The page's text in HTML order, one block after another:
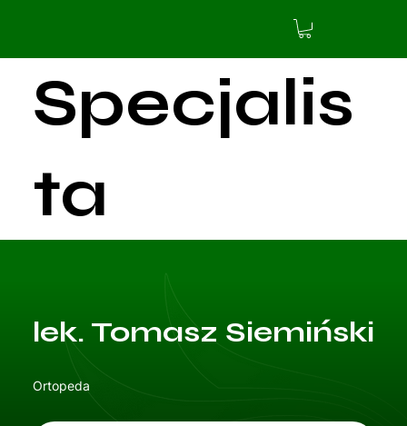
Specjalis
ta
aktualnie
nie
lek. Tomasz Siemiński
Ortopeda